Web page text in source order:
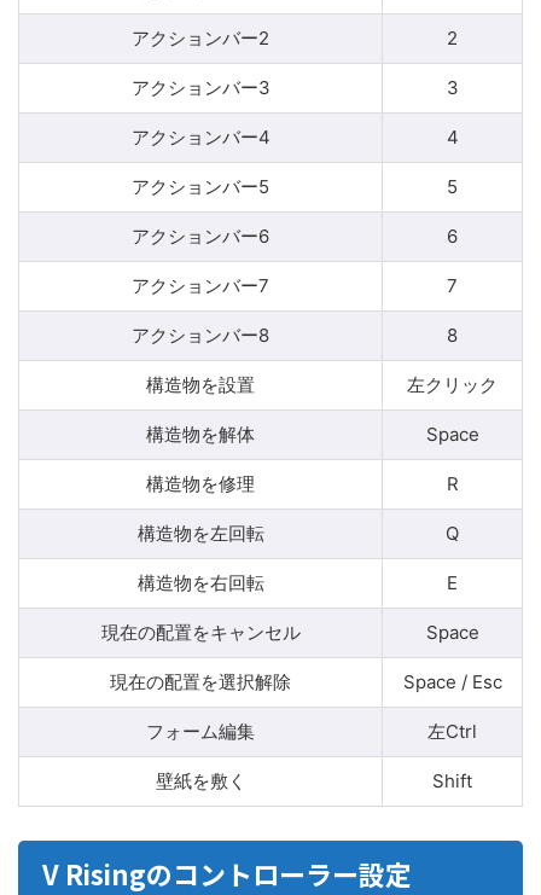
アクションバー2 2
アクションバー3 3
アクションバー4 4
アクションバー5 5
アクションバー6 6
アクションバー7 7
アクションバー8 8
構造物を設置 左クリック
構造物を解体 Space
構造物を修理 R
構造物を左回転 Q
構造物を右回転 E
現在の配置をキャンセル Space
現在の配置を選択解除 Space / Esc
フォーム編集 左Ctrl
壁紙を敷く Shift
V Risingのコントローラー設定